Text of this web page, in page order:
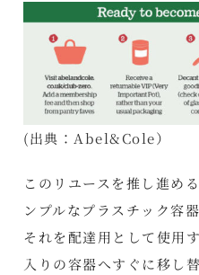
(出典： Abel&Cole）
このリユースを推し進め
ンプルなプラスチック容
それを配達用として使用
入りの容器へすぐに移し